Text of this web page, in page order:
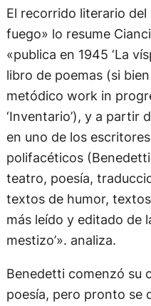
El recorrido literario
fuego» lo resume
«publica en 1945 ‘La
libro de poemas (si
metódico work in
‘Inventario’), y a partir
en uno de los
polifacéticos
teatro, poesía,
textos de humor,
más leído y editado de
mestizo’». analiza.
Benedetti comenzó su
poesía, pero pronto se